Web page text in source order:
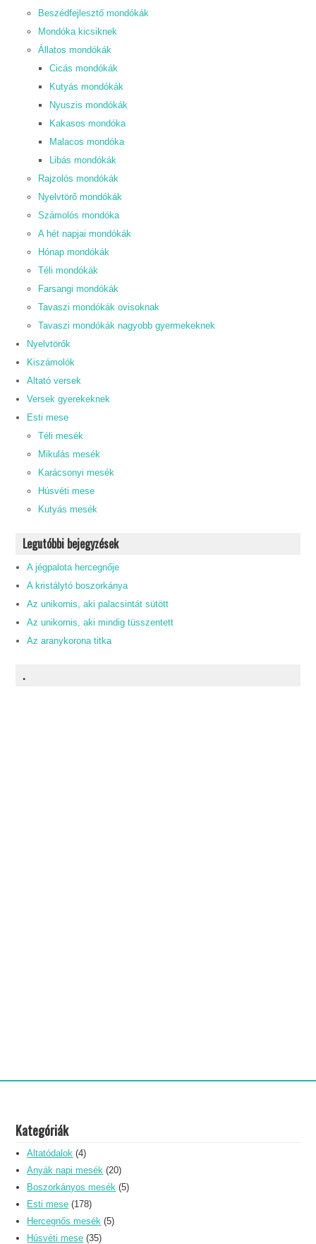
Beszédfejlesztő mondókák
Mondóka kicsiknek
Állatos mondókák
Cicás mondókák
Kutyás mondókák
Nyuszis mondókák
Kakasos mondóka
Malacos mondóka
Libás mondókák
Rajzolós mondókák
Nyelvtörő mondókák
Számolós mondóka
A hét napjai mondókák
Hónap mondókák
Téli mondókák
Farsangi mondókák
Tavaszi mondókák ovisoknak
Tavaszi mondókák nagyobb gyermekeknek
Nyelvtörők
Kiszámolók
Altató versek
Versek gyerekeknek
Esti mese
Téli mesék
Mikulás mesék
Karácsonyi mesék
Húsvéti mese
Kutyás mesék
Legutóbbi bejegyzések
A jégpalota hercegnője
A kristálytó boszorkánya
Az unikornis, aki palacsintát sütött
Az unikornis, aki mindig tüsszentett
Az aranykorona titka
.
Kategóriák
Altatódalok (4)
Anyák napi mesék (20)
Boszorkányos mesék (5)
Esti mese (178)
Hercegnős mesék (5)
Húsvéti mese (35)